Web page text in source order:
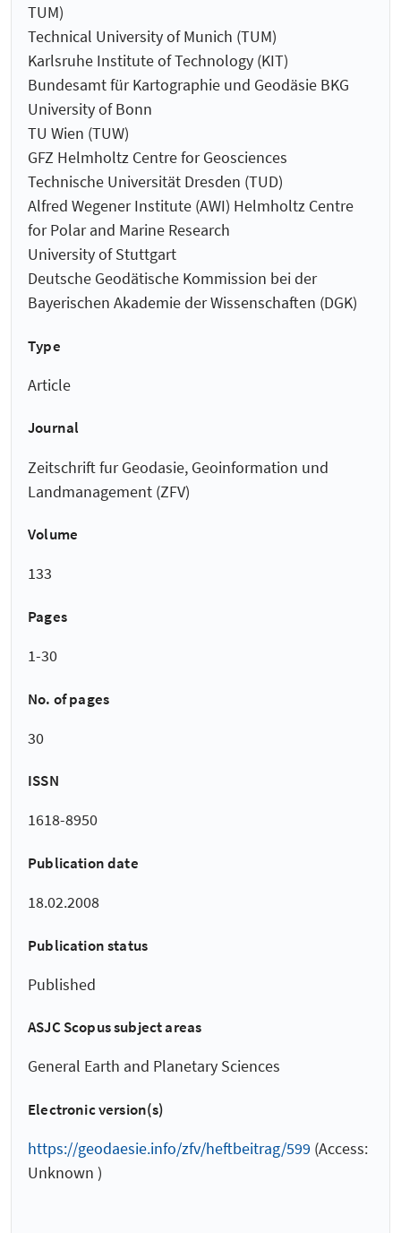
TUM)
Technical University of Munich (TUM)
Karlsruhe Institute of Technology (KIT)
Bundesamt für Kartographie und Geodäsie BKG
University of Bonn
TU Wien (TUW)
GFZ Helmholtz Centre for Geosciences
Technische Universität Dresden (TUD)
Alfred Wegener Institute (AWI) Helmholtz Centre
for Polar and Marine Research
University of Stuttgart
Deutsche Geodätische Kommission bei der
Bayerischen Akademie der Wissenschaften (DGK)
Type
Article
Journal
Zeitschrift fur Geodasie, Geoinformation und
Landmanagement (ZFV)
Volume
133
Pages
1-30
No. of pages
30
ISSN
1618-8950
Publication date
18.02.2008
Publication status
Published
ASJC Scopus subject areas
General Earth and Planetary Sciences
Electronic version(s)
https://geodaesie.info/zfv/heftbeitrag/599 (Access:
Unknown )